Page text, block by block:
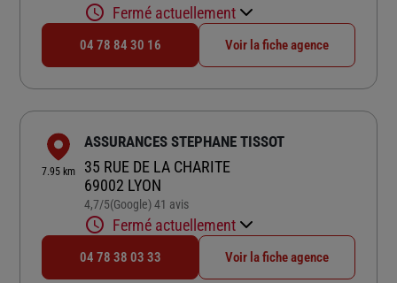
Fermé actuellement
04 78 84 30 16 Voir la fiche agence
7.95 km
ASSURANCES STEPHANE TISSOT
35 RUE DE LA CHARITE
69002 LYON
4,7/5Note de 4.7 sur 5
(Google) 41 avis
Fermé actuellement
04 78 38 03 33 Voir la fiche agence